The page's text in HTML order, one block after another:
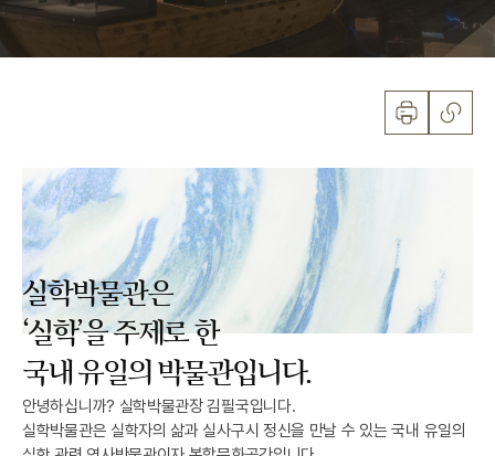
실학박물관은
‘실학’을 주제로 한
국내 유일의 박물관입니다.
안녕하십니까? 실학박물관장 김필국입니다.
실학박물관은 실학자의 삶과 실사구시 정신을 만날 수 있는 국내 유일의